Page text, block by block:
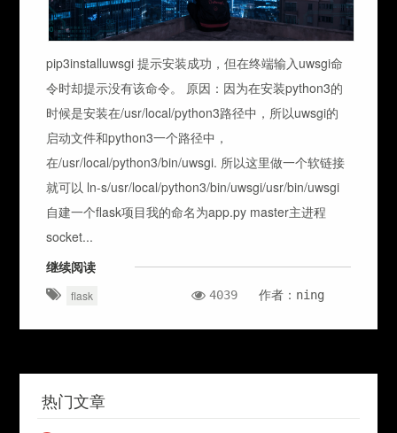
pip3installuwsgi 提示安装成功，但在终端输入uwsgi命
令时却提示没有该命令。 原因：因为在安装python3的
时候是安装在/usr/local/python3路径中，所以uwsgi的
启动文件和python3一个路径中，
在/usr/local/python3/bin/uwsgi. 所以这里做一个软链接
就可以 ln-s/usr/local/python3/bin/uwsgi/usr/bin/uwsgi
自建一个flask项目我的命名为app.py master主进程
socket...
继续阅读
flask 4039 作者：ning
热门文章